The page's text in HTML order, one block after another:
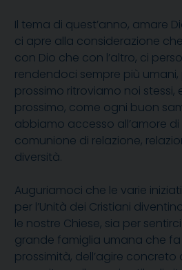
Il tema di quest’anno, amare
ci apre alla considerazione
con Dio che con l’altro, ci
rendendoci sempre più umani,
prossimo ritroviamo noi
prossimo, come ogni buon
abbiamo accesso all’amore di
comunione di relazione,
diversità.
Auguriamoci che le varie
per l’Unità dei Cristiani
le nostre Chiese, sia per
grande famiglia umana che
prossimità, dell’agire concreto